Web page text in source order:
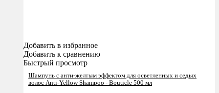
Добавить в избранное
Добавить к сравнению
Быстрый просмотр
Шампунь с анти-желтым эффектом для осветленных и седых
волос Anti-Yellow Shampoo - Bouticle 500 мл